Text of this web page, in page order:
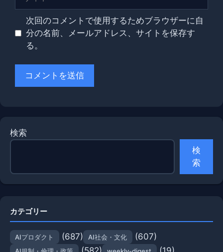
次回のコメントで使用するためブラウザーに自
分の名前、メールアドレス、サイトを保存す
る。
検索
検
索
カテゴリー
AIプロダクト (687) AI社会・文化 (607)